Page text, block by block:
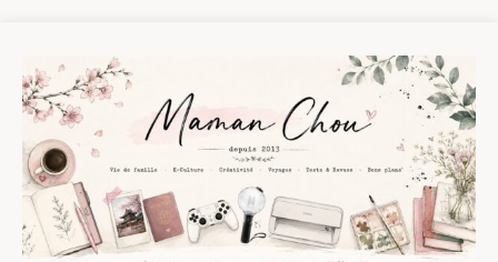
contenu